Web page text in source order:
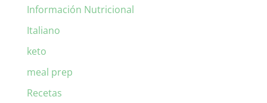
Información Nutricional
Italiano
keto
meal prep
Recetas